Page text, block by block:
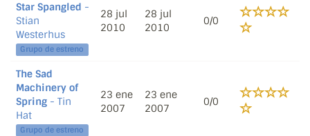
Star Spangled -
Stian
Westerhus
Grupo de estreno
28 jul
2010
28 jul
2010
0/0
The Sad
Machinery of
Spring - Tin
Hat
Grupo de estreno
23 ene
2007
23 ene
2007
0/0